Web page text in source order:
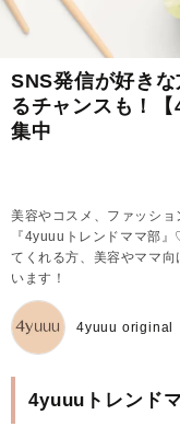
SNS発信が好き
るチャンスも！
集中
美容やコスメ、ファッシ
『4yuuuトレンドママ部
てくれる方、美容やママ
います！
4yuuu original
4yuuuトレンド